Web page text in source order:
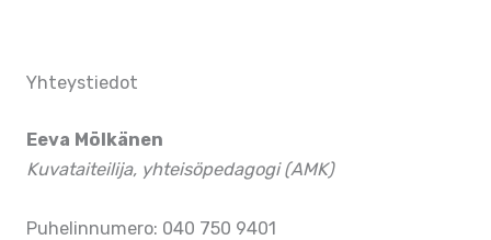
Yhteystiedot
Eeva Mölkänen
Kuvataiteilija, yhteisöpedagogi (AMK)
Puhelinnumero: 040 750 9401